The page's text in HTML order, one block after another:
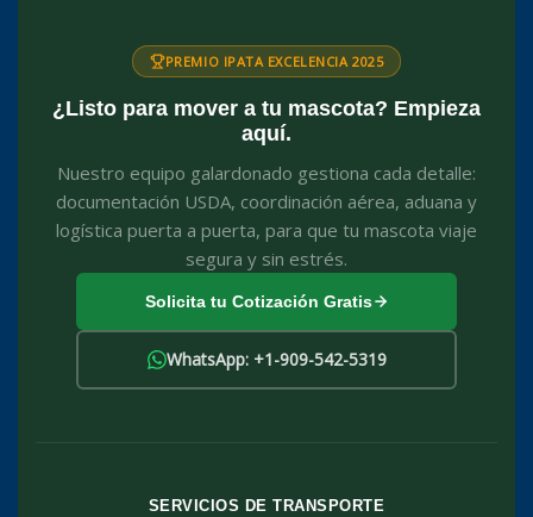
PREMIO IPATA EXCELENCIA 2025
¿Listo para mover a tu mascota? Empieza
aquí.
Nuestro equipo galardonado gestiona cada detalle:
documentación USDA, coordinación aérea, aduana y
logística puerta a puerta, para que tu mascota viaje
segura y sin estrés.
Solicita tu Cotización Gratis
WhatsApp: +1-909-542-5319
SERVICIOS DE TRANSPORTE